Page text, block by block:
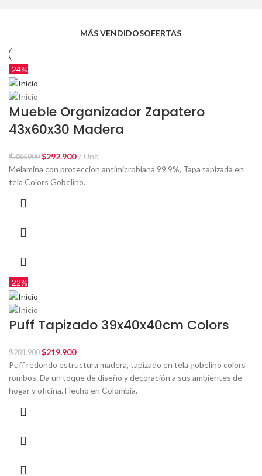
MÁS VENDIDOSOFERTAS
-24%
Mueble Organizador Zapatero
43x60x30 Madera
$383.900 $292.900
Und
Melamina con proteccion antimicrobiana 99.9%, Tapa tapizada en
tela Colors Gobelino.
-22%
Puff Tapizado 39x40x40cm Colors
$281.900 $219.900
Puff redondo estructura madera, tapizado en tela gobelino colors
rombos. Da un toque de diseño y decoración a sus ambientes de
hogar y oficina. Hecho en Colombia.